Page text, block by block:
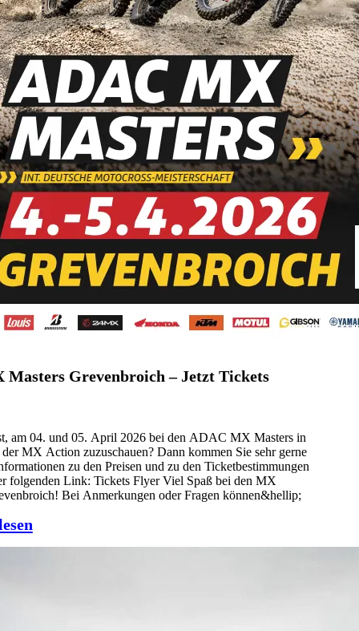
Masters Grevenbroich – Jetzt Tickets
am 04. und 05. April 2026 bei den ADAC MX Masters in
MX Action zuzuschauen? Dann kommen Sie sehr gerne
zu den Preisen und zu den Ticketbestimmungen
folgenden Link: Tickets Flyer Viel Spaß bei den MX
Bei Anmerkungen oder Fragen können&hellip;